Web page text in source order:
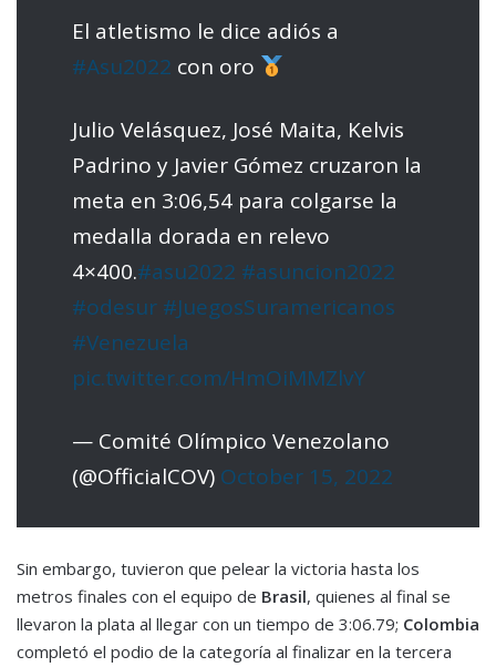
El atletismo le dice adiós a
#Asu2022 con oro
Julio Velásquez, José Maita, Kelvis
Padrino y Javier Gómez cruzaron la
meta en 3:06,54 para colgarse la
medalla dorada en relevo
4×400.#asu2022 #asuncion2022
#odesur #JuegosSuramericanos
#Venezuela
pic.twitter.com/HmOiMMZlvY
— Comité Olímpico Venezolano
(@OfficialCOV) October 15, 2022
Sin embargo, tuvieron que pelear la victoria hasta los
metros finales con el equipo de Brasil, quienes al final se
llevaron la plata al llegar con un tiempo de 3:06.79; Colombia
completó el podio de la categoría al finalizar en la tercera